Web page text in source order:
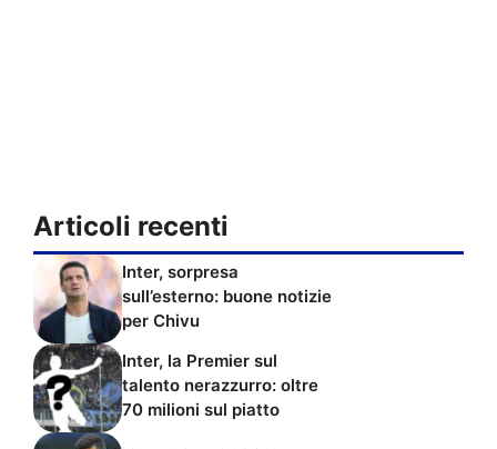
Articoli recenti
Inter, sorpresa
sull’esterno: buone notizie
per Chivu
Inter, la Premier sul
talento nerazzurro: oltre
70 milioni sul piatto